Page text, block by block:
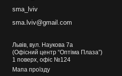
sma_lviv
sma.lviv@gmail.com
Львів, вул. Наукова 7а
(Офісний центр “Оптіма Плаза”)
1 поверх, офіс №124
Мапа проїзду